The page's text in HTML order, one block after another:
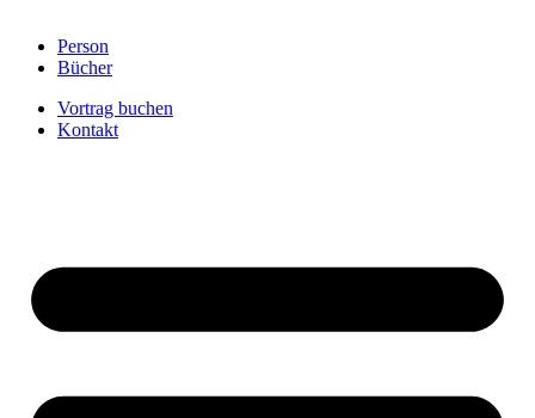
Person
Bücher
Vortrag buchen
Kontakt